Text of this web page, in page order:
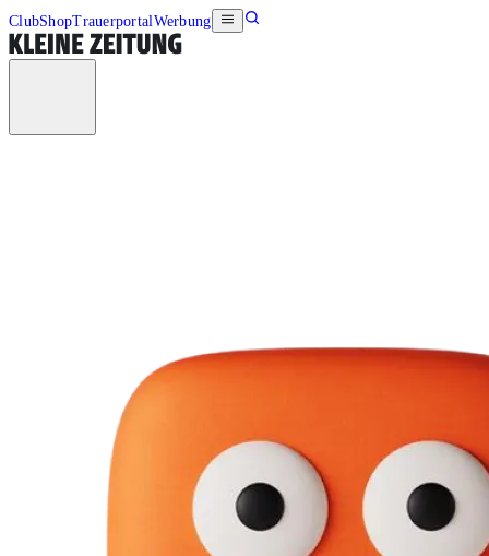
ClubShopTrauerportalWerbung